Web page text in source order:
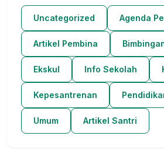
Uncategorized Agenda
Artikel Pembina
Ekskul Info Sekolah
Kepesantrenan
Umum Artikel Santri